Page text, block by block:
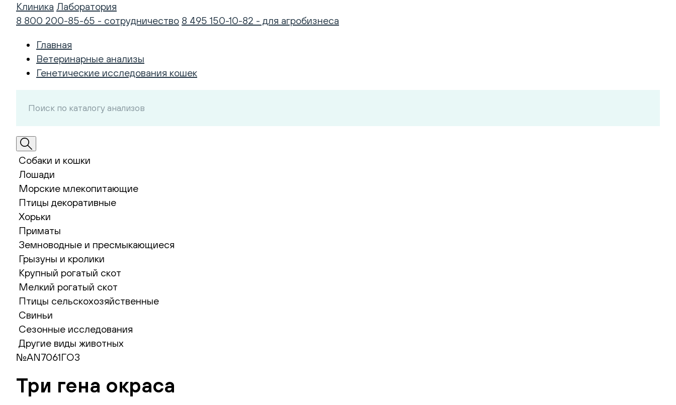
Клиника Лаборатория
8 800 200-85-65 - сотрудничество 8 495 150-10-82 - для агробизнеса
Главная
Ветеринарные анализы
Генетические исследования кошек
Собаки и кошки
Лошади
Морские млекопитающие
Птицы декоративные
Хорьки
Приматы
Земноводные и пресмыкающиеся
Грызуны и кролики
Крупный рогатый скот
Мелкий рогатый скот
Птицы сельскохозяйственные
Свиньи
Сезонные исследования
Другие виды животных
№AN7061ГО3
Три гена окраса